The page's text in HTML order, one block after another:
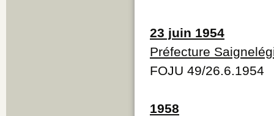
23 juin 1954
Préfecture
FOJU 49/26.6.1954
1958